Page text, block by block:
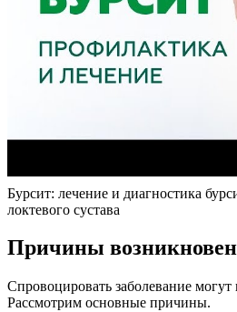
Бурсит: лечение и диагностика
локтевого сустава
Причины
Спровоцировать заболевание могут
Рассмотрим основные причины.